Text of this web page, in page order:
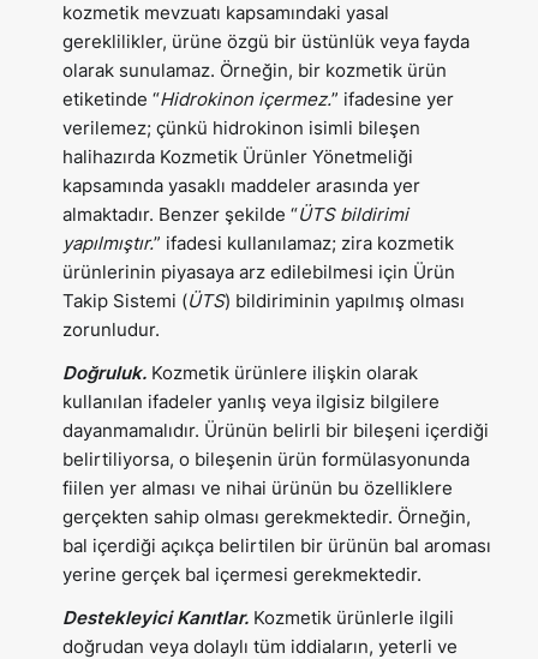
kozmetik mevzuatı kapsamındaki yasal
gereklilikler, ürüne özgü bir üstünlük veya fayda
olarak sunulamaz. Örneğin, bir kozmetik ürün
etiketinde “Hidrokinon içermez.” ifadesine yer
verilemez; çünkü hidrokinon isimli bileşen
halihazırda Kozmetik Ürünler Yönetmeliği
kapsamında yasaklı maddeler arasında yer
almaktadır. Benzer şekilde “ÜTS bildirimi
yapılmıştır.” ifadesi kullanılamaz; zira kozmetik
ürünlerinin piyasaya arz edilebilmesi için Ürün
Takip Sistemi (ÜTS) bildiriminin yapılmış olması
zorunludur.
Doğruluk. Kozmetik ürünlere ilişkin olarak
kullanılan ifadeler yanlış veya ilgisiz bilgilere
dayanmamalıdır. Ürünün belirli bir bileşeni içerdiği
belirtiliyorsa, o bileşenin ürün formülasyonunda
fiilen yer alması ve nihai ürünün bu özelliklere
gerçekten sahip olması gerekmektedir. Örneğin,
bal içerdiği açıkça belirtilen bir ürünün bal aroması
yerine gerçek bal içermesi gerekmektedir.
Destekleyici Kanıtlar. Kozmetik ürünlerle ilgili
doğrudan veya dolaylı tüm iddiaların, yeterli ve